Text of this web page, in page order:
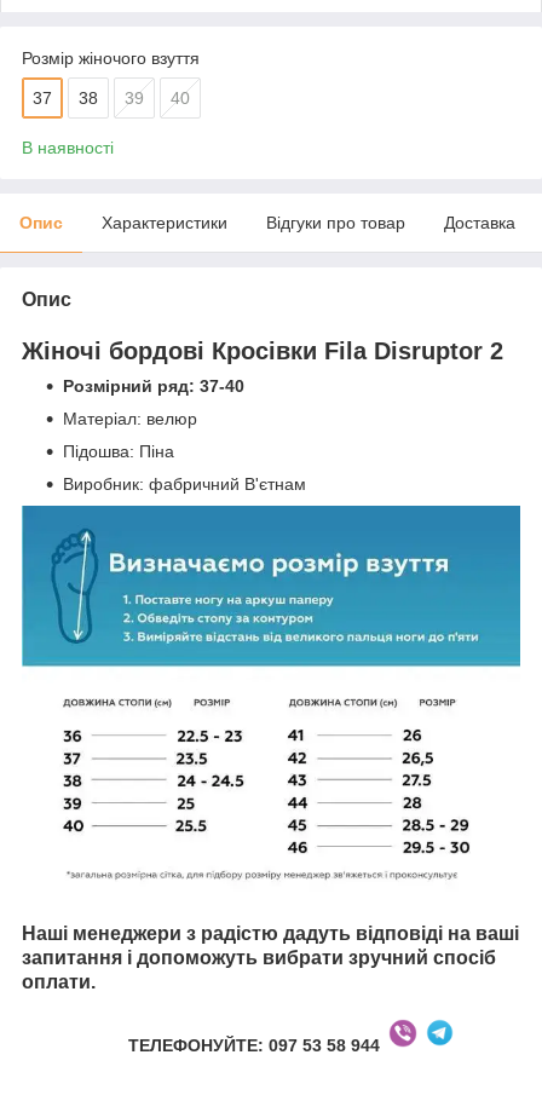
Розмір жіночого взуття
37 38 39 40
В наявності
Опис Характеристики Відгуки про товар Доставка
Опис
Жіночі бордові Кросівки Fila Disruptor 2
Розмірний ряд: 37-40
Матеріал: велюр
Підошва: Піна
Виробник: фабричний В'єтнам
Наші менеджери з радістю дадуть відповіді на ваші
запитання і допоможуть вибрати зручний спосіб
оплати.
ТЕЛЕФОНУЙТЕ: 097 53 58 944